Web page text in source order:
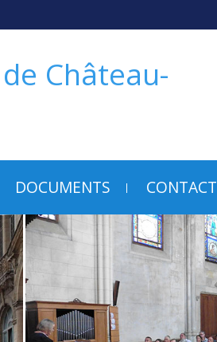
Château-
DOCUMENTS CONTACT